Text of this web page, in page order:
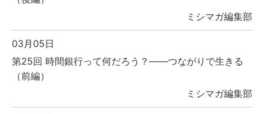
ミシマガ編集部
03月05日
第25回 時間銀行って何だろう？――つながりで生きる
（前編）
ミシマガ編集部